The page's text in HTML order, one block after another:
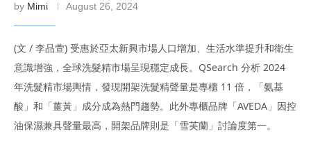
by Mimi August 26, 2024
(文 / 李品萱) 受惠於亞太新興市場人口增加、生活水準提升和衛生
意識增強，全球洗髮精市場呈現穩定成長。QSearch 分析 2024
年洗髮精市場輿情，發現開架洗髮精聲量是專櫃 11 倍，「氨基
酸」和「薑黃」成分成為熱門趨勢。此外專櫃品牌「AVEDA」因控
油保濕兼具聲量最高，開架品牌則是「雪芙蘭」討論度第一。